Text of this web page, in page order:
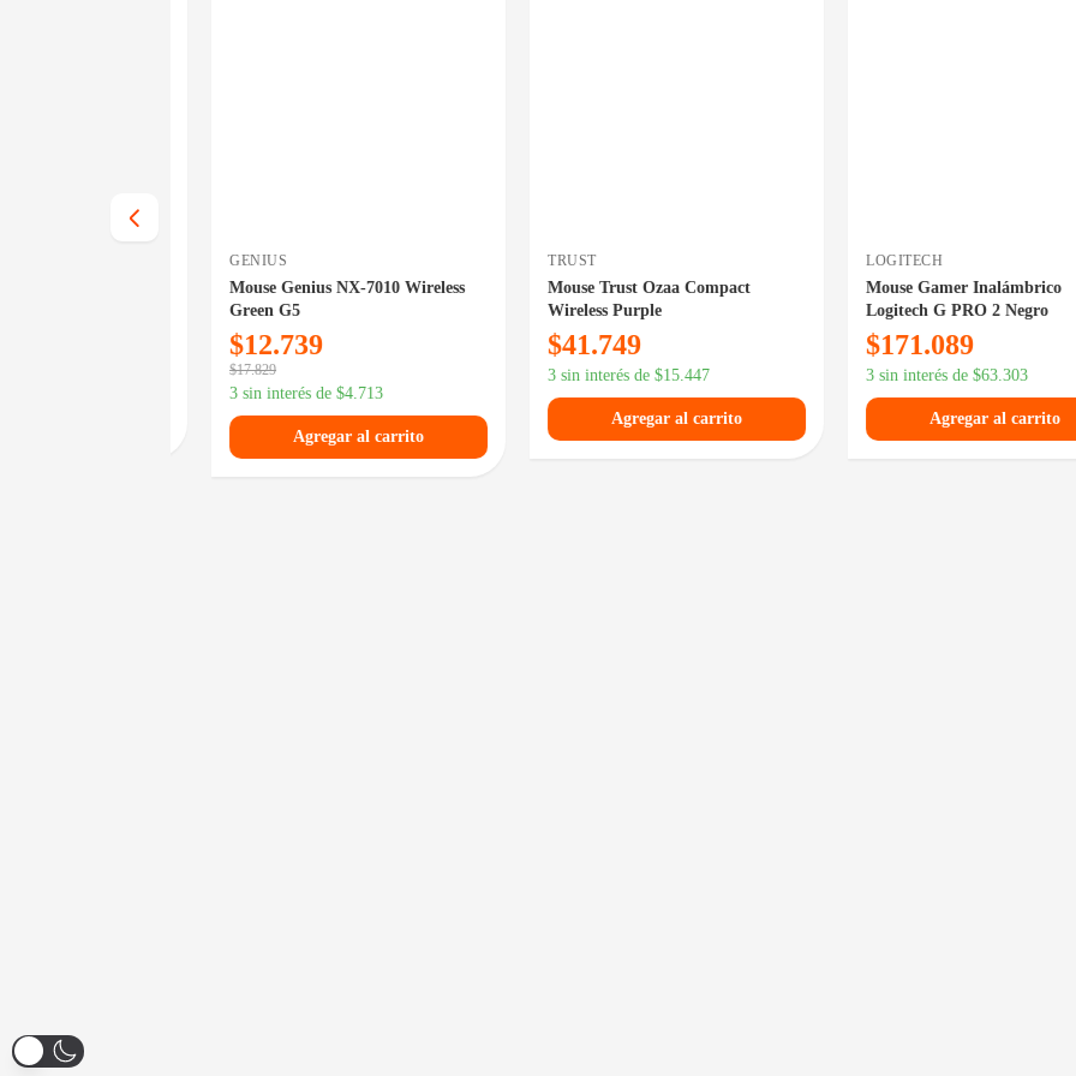
TRUST
Mouse Trust Ozaa Compact
Wireless Purple
41.749
3 sin interés de
Agregar al carrito
LOGITECH
Mouse Gamer Inalámbrico
Logitech G PRO 2 Negro
171.089
3 sin interés de$ 63.303
Agregar al carrito
TRUST
Mouse Trust Yvi Multi Device
Wireless White
15.129
21.179